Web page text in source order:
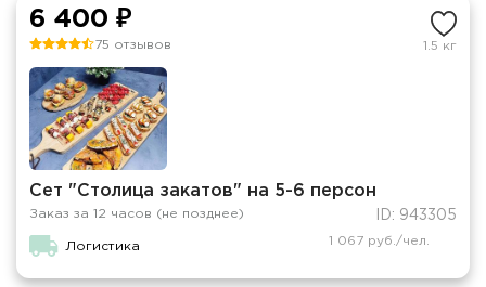
6 400 ₽
75 отзывов 1.5 кг
Сет "Столица закатов" на 5-6 персон
Заказ за 12 часов (не позднее) ID: 943305
Логистика 1 067 руб./чел.